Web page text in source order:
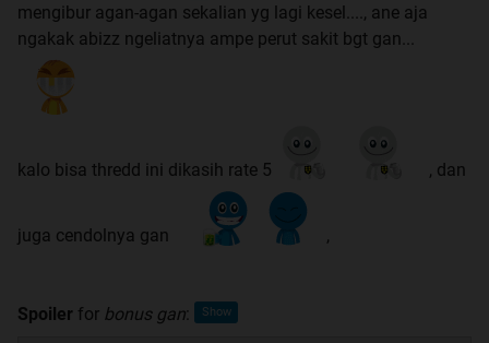
mengibur agan-agan sekalian yg lagi kesel...., ane aja
ngakak abizz ngeliatnya ampe perut sakit bgt gan...
kalo bisa thredd ini dikasih rate 5 , dan
juga cendolnya gan ,
Spoiler for bonus gan: